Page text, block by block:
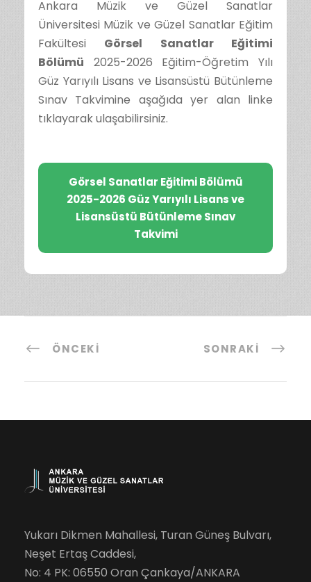
Ankara Müzik ve Güzel Sanatlar
Üniversitesi Müzik ve Güzel Sanatlar Eğitim
Fakültesi Görsel Sanatlar Eğitimi
Bölümü 2025-2026 Eğitim-Öğretim Yılı
Güz Yarıyılı Lisans ve Lisansüstü Bütünleme
Sınav Takvimine aşağıda yer alan linke
tıklayarak ulaşabilirsiniz.
Görsel Sanatlar Eğitimi Bölümü
2025-2026 Güz Yarıyılı Lisans ve
Lisansüstü Bütünleme Sınav
Takvimi
ÖNCEKI SONRAKI
Yukarı Dikmen Mahallesi, Turan Güneş Bulvarı,
Neşet Ertaş Caddesi,
No: 4 PK: 06550 Oran Çankaya/ANKARA